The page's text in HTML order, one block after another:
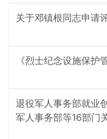
关于邓镇根同志申请
《烈士纪念设施保护
退役军人事务部就业
军人事务部等16部门